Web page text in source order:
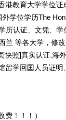
港教育大学学位证
学位学历The
历认证、文凭、
兰 等各大学，修
快照]真实认证.海
留学回囯人员证明
费！！！）